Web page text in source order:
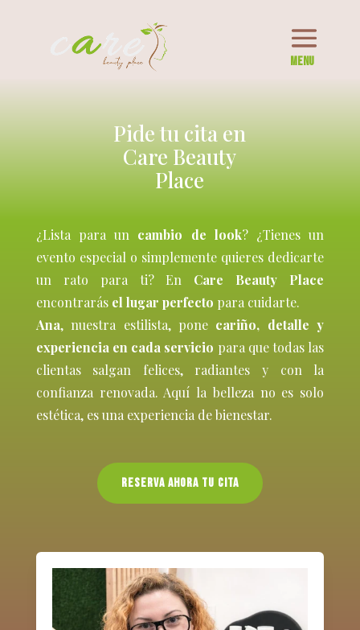
Pide tu cita en
Care Beauty
Place
¿Lista para un cambio de look? ¿Tienes un
evento especial o simplemente quieres dedicarte
un rato para ti? En Care Beauty Place
encontrarás el lugar perfecto para cuidarte.
Ana, nuestra estilista, pone cariño, detalle y
experiencia en cada servicio para que todas las
clientas salgan felices, radiantes y con la
confianza renovada. Aquí la belleza no es solo
estética, es una experiencia de bienestar.
Reserva ahora tu cita